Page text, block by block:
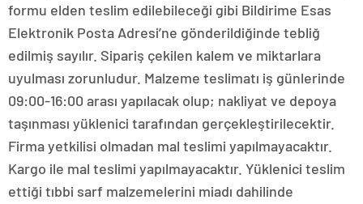
formu elden teslim edilebileceği gibi Bildirime Esas
Elektronik Posta Adresi’ne gönderildiğinde tebliğ
edilmiş sayılır. Sipariş çekilen kalem ve miktarlara
uyulması zorunludur. Malzeme teslimatı iş günlerinde
09:00-16:00 arası yapılacak olup; nakliyat ve depoya
taşınması yüklenici tarafından gerçekleştirilecektir.
Firma yetkilisi olmadan mal teslimi yapılmayacaktır.
Kargo ile mal teslimi yapılmayacaktır. Yüklenici teslim
ettiği tıbbi sarf malzemelerini miadı dahilinde